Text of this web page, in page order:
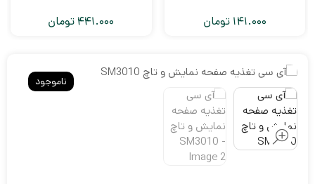
141.000 تومان 441.000 تومان
ناموجود